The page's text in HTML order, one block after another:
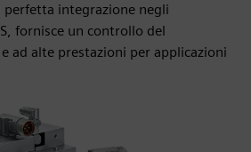
perfetta integrazione negli
fornisce un controllo del
ad alte prestazioni per applicazioni